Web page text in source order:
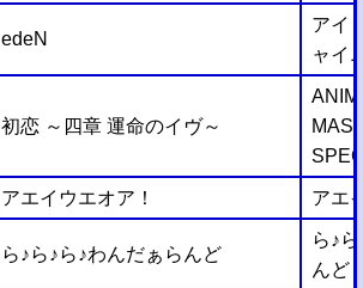
edeN
アイ
ャイ
初恋 ～四章 運命のイヴ～
アエイウエオア！ アエ
ら♪ら♪ら♪わんだぁらんど
ら♪
んど